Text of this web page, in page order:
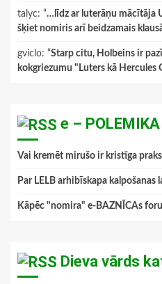
talyc: “…līdz ar luterāņu mācītāja
šķiet nomiris arī beidzamais
gviclo: “Starp citu, Holbeins ir
kokgriezumu "Luters kā Hercules
e – POLEMIKA
Vai kremēt mirušo ir kristīga
Par LELB arhibīskapa kalpošanas
Kāpēc "nomira" e-BAZNĪCAs
Dieva vārds